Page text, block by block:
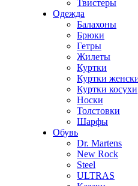
Твистеры
Одежда
Балахоны
Брюки
Гетры
Жилеты
Куртки
Куртки
Куртки косухи
Носки
Толстовки
Шарфы
Обувь
Dr. Martens
New Rock
Steel
ULTRAS